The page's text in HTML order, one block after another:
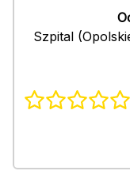
Szpital